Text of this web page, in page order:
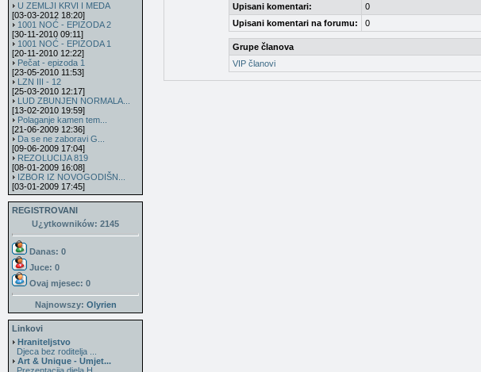
U ZEMLJI KRVI I MEDA
[03-03-2012 18:20]
1001 NOĆ - EPIZODA 2
[30-11-2010 09:11]
1001 NOĆ - EPIZODA 1
[20-11-2010 12:22]
Pečat - epizoda 1
[23-05-2010 11:53]
LZN III - 12
[25-03-2010 12:17]
LUD ZBUNJEN NORMALA...
[13-02-2010 19:59]
Polaganje kamen tem...
[21-06-2009 12:36]
Da se ne zaboravi G...
[09-06-2009 17:04]
REZOLUCIJA 819
[08-01-2009 16:08]
IZBOR IZ NOVOGODIŠN...
[03-01-2009 17:45]
REGISTROVANI
U¿ytkowników: 2145
Danas: 0
Juce: 0
Ovaj mjesec: 0
Najnowszy: Olyrien
Linkovi
Hraniteljstvo
Djeca bez roditelja ...
Art & Unique - Umjet...
Upisani komentari:
0
Upisani komentari na forumu:
0
Grupe članova
VIP članovi